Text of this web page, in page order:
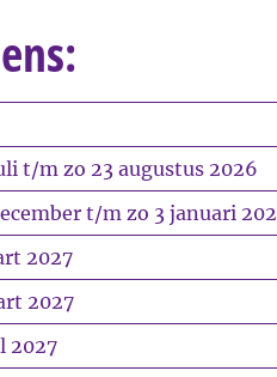
t/m zo 23 augustus 2026
t/m zo 3 januari
2027
2027
2027